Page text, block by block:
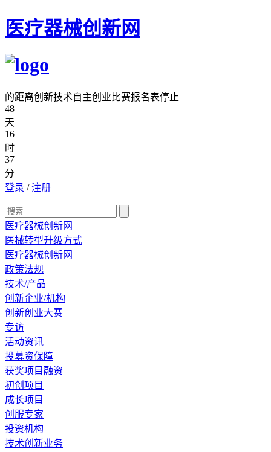
医疗器械创新网
的距离创新技术自主创业比赛报名表停止
48
天
16
时
37
分
登录 /注册
医疗器械创新网
医械转型升级方式
医疗器械创新网
政策法规
技术/产品
创新企业/机构
创新创业大赛
专访
活动资讯
投募资保障
获奖项目融资
初创项目
成长项目
创服专家
投资机构
技术创新业务